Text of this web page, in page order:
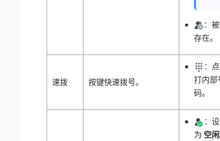
：
存在。
速拨 按键快速拨号。
：
打内部
码。
：
为 空闲